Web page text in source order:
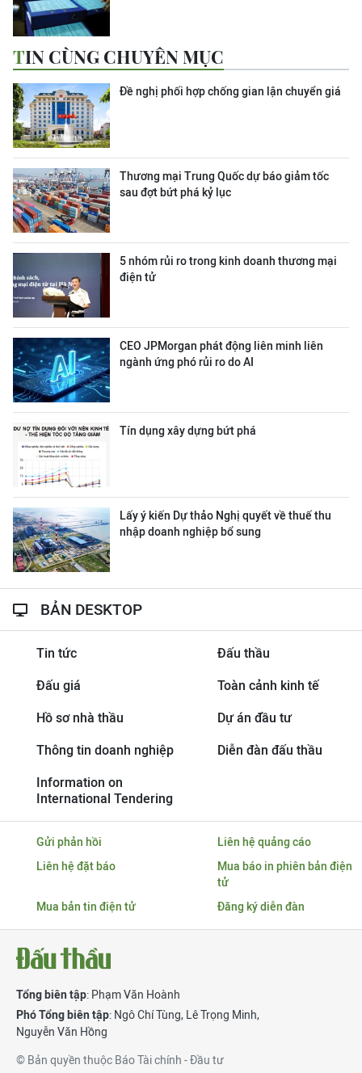
TIN CÙNG CHUYÊN MỤC
Đề nghị phối hợp chống gian lận chuyển giá
Thương mại Trung Quốc dự báo giảm tốc
sau đợt bứt phá kỷ lục
5 nhóm rủi ro trong kinh doanh thương mại
điện tử
CEO JPMorgan phát động liên minh liên
ngành ứng phó rủi ro do AI
Tín dụng xây dựng bứt phá
Lấy ý kiến Dự thảo Nghị quyết về thuế thu
nhập doanh nghiệp bổ sung
BẢN DESKTOP
Tin tức Đấu thầu
Đấu giá Toàn cảnh kinh tế
Hồ sơ nhà thầu Dự án đầu tư
Thông tin doanh nghiệp Diễn đàn đấu thầu
Information on
International Tendering
Gửi phản hồi
Liên hệ quảng cáo
Liên hệ đặt báo
Mua báo in phiên bản điện
tử
Mua bản tin điện tử
Đăng ký diễn đàn
Tổng biên tập: Phạm Văn Hoành
Phó Tổng biên tập: Ngô Chí Tùng, Lê Trọng Minh,
Nguyễn Văn Hồng
© Bản quyền thuộc Báo Tài chính - Đầu tư